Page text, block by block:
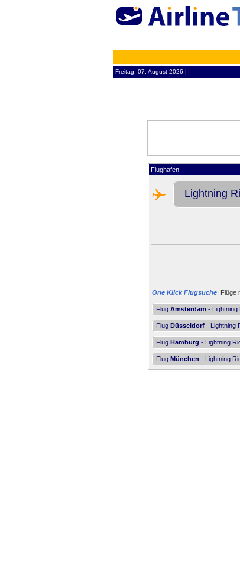
Freitag, 07. August 2026 ¦
Flughafen
Lightning
One Klick Flugsuche: Flüge
Flug Amsterdam - Lightning
Flug Düsseldorf - Lightning
Flug Hamburg - Lightning
Flug München - Lightning